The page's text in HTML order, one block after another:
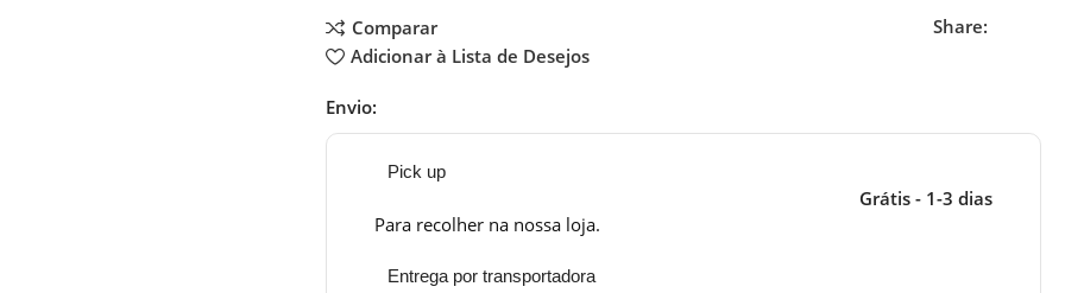
Comparar
Adicionar à Lista de Desejos
Share:
Envio:
Pick up
Para recolher na nossa loja.
Grátis - 1-3 dias
Entrega por transportadora